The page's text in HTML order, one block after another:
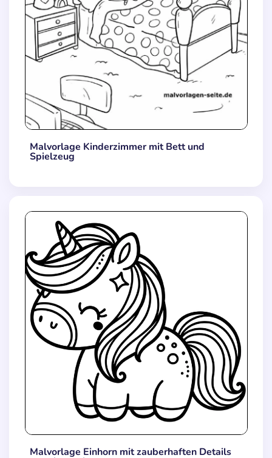
Malvorlage Kinderzimmer mit Bett und
Spielzeug
Malvorlage Einhorn mit zauberhaften Details